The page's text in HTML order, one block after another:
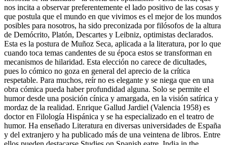
nos incita a observar preferentemente el lado positivo de las cosas y
que postula que el mundo en que vivimos es el mejor de los mundos
posibles para nosotros, ha sido preconizada por filósofos de la altura
de Demócrito, Platón, Descartes y Leibniz, optimistas declarados.
Esta es la postura de Muñoz Seca, aplicada a la literatura, por lo que
cuando toca temas candentes de su época estos se transforman en
mecanismos de hilaridad. Esta elección no carece de dicultades,
pues lo cómico no goza en general del aprecio de la crítica
respetable. Para muchos, reír no es elegante y se niega que en una
obra cómica pueda haber profundidad alguna. Solo se permite el
humor desde una posición cínica y amargada, en la visión satírica y
mordaz de la realidad. Enrique Gallud Jardiel (Valencia 1958) es
doctor en Filología Hispánica y se ha especializado en el teatro de
humor. Ha enseñado Literatura en diversas universidades de España
y del extranjero y ha publicado más de una veintena de libros. Entre